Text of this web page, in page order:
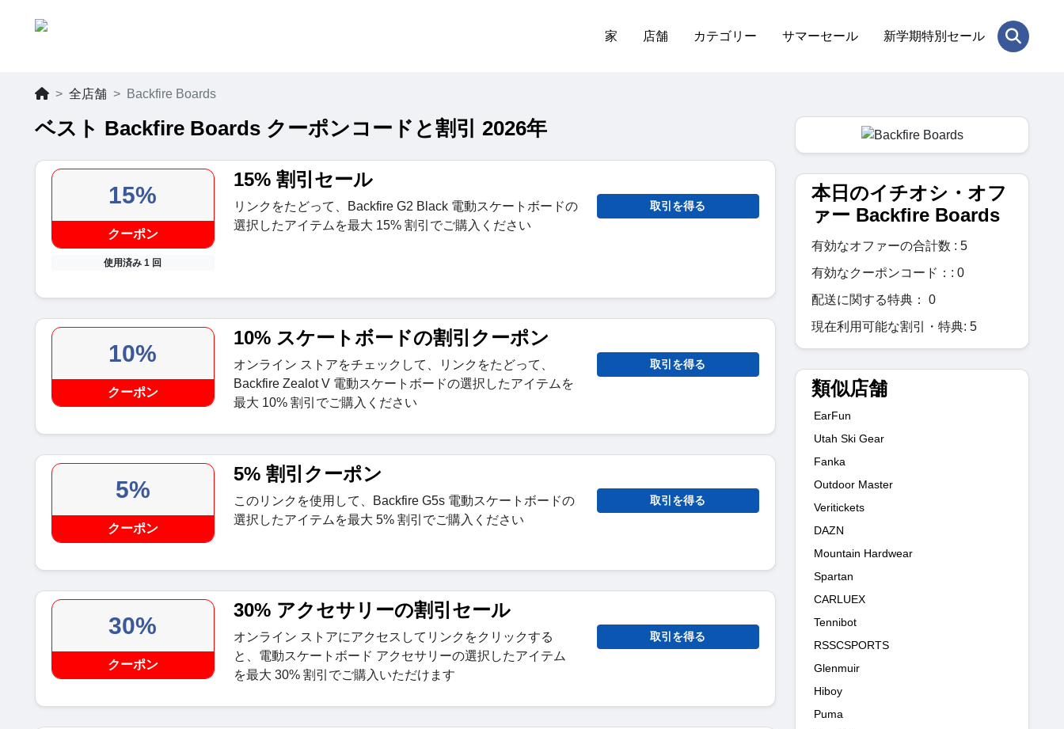
家 店舗 カテゴリー サマーセール 新学期特別セール
全店舗 Backfire Boards
ベスト Backfire Boards クーポンコードと割引 2026年
15%
クーポン
使用済み 1 回
15% 割引セール
リンクをたどって、Backfire G2 Black 電動スケートボードの
選択したアイテムを最大 15% 割引でご購入ください
取引を得る
10%
クーポン
10% スケートボードの割引クーポン
オンライン ストアをチェックして、リンクをたどって、
Backfire Zealot V 電動スケートボードの選択したアイテムを
最大 10% 割引でご購入ください
取引を得る
5%
クーポン
5% 割引クーポン
このリンクを使用して、Backfire G5s 電動スケートボードの
選択したアイテムを最大 5% 割引でご購入ください
取引を得る
30%
クーポン
30% アクセサリーの割引セール
オンライン ストアにアクセスしてリンクをクリックする
と、電動スケートボード アクセサリーの選択したアイテム
を最大 30% 割引でご購入いただけます
取引を得る
本日のイチオシ・オフ
ァー Backfire Boards
有効なオファーの合計数 : 5
有効なクーポンコード：: 0
配送に関する特典： 0
現在利用可能な割引・特典: 5
類似店舗
EarFun
Utah Ski Gear
Fanka
Outdoor Master
Veritickets
DAZN
Mountain Hardwear
Spartan
CARLUEX
Tennibot
RSSCSPORTS
Glenmuir
Hiboy
Puma